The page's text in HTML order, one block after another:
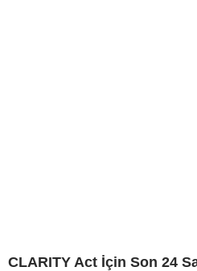
CLARITY Act İçin Son 24